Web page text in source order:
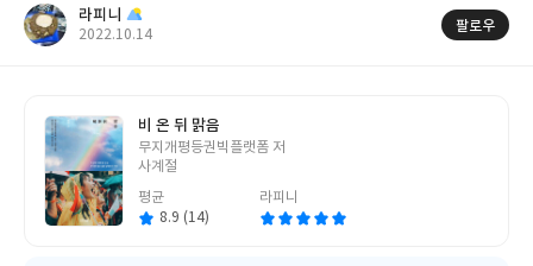
라피니
작
2022.10.14
팔로우
비 온 뒤 맑음
글
쓴
무지개평등권빅플랫폼 저
사계절
평균
8.9 (14)
라피니